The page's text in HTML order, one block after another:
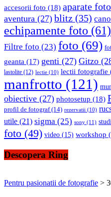
accesorii foto (18) aparate foto
aventura (27) blitz (35)
echipamente foto (61)
Filtre foto (23) foto (69)
geanta (17) genti (27) Gitzo
lastolite (12) lectie (10) lectii fotografie
manfrotto (121)
obiective (27) photosetup (18)
profil de fotograf(14) rezervatii (10)
utile (21) sigma (25) sony (11)
foto (49) video (15) workshop
Descopera Ring
Pentru pasionatii de fotografie >